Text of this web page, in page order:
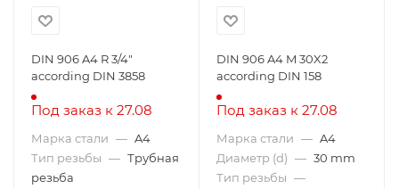
DIN 906 A4 R 3/4"
according DIN 3858
Под заказ к 27.08
Марка стали — A4
Тип резьбы — Трубная
резьба
DIN 906 A4 M 30X2
according DIN 158
Под заказ к 27.08
Марка стали — A4
Диаметр (d) — 30 mm
Тип резьбы —